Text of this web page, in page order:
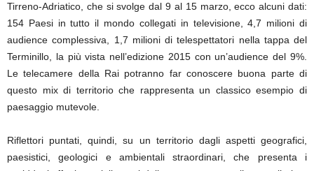
Tirreno-Adriatico, che si svolge dal 9 al 15 marzo, ecco alcuni dati:
154 Paesi in tutto il mondo collegati in televisione, 4,7 milioni di
audience complessiva, 1,7 milioni di telespettatori nella tappa del
Terminillo, la più vista nell’edizione 2015 con un’audience del 9%.
Le telecamere della Rai potranno far conoscere buona parte di
questo mix di territorio che rappresenta un classico esempio di
paesaggio mutevole.
Riflettori puntati, quindi, su un territorio dagli aspetti geografici,
paesistici, geologici e ambientali straordinari, che presenta i